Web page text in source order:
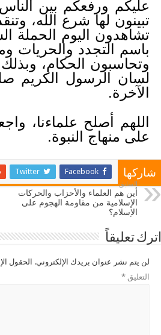
عليكم ورفعكم بين
تبينون لها شرع الله،
تشاهدون اليوم الحملة
باسم التجدد والحريات
وتحاسبون الحكام،
لسان الرسول الكريم
الآخرة.
اللهم أصلح علماءنا،
على منهاج النبوة.
شاركها Facebook
Twitter
السابق
أين هم العلماء والأحزاب والحركات
الإسلامية من مقاومة الهجوم على
الإسلام؟
اترك تعليقاً
لن يتم نشر عنوان بريدك الإلكتروني. الحقول
التعليق*